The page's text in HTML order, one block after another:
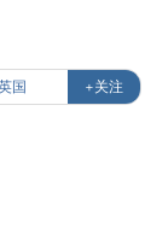
国 +关注